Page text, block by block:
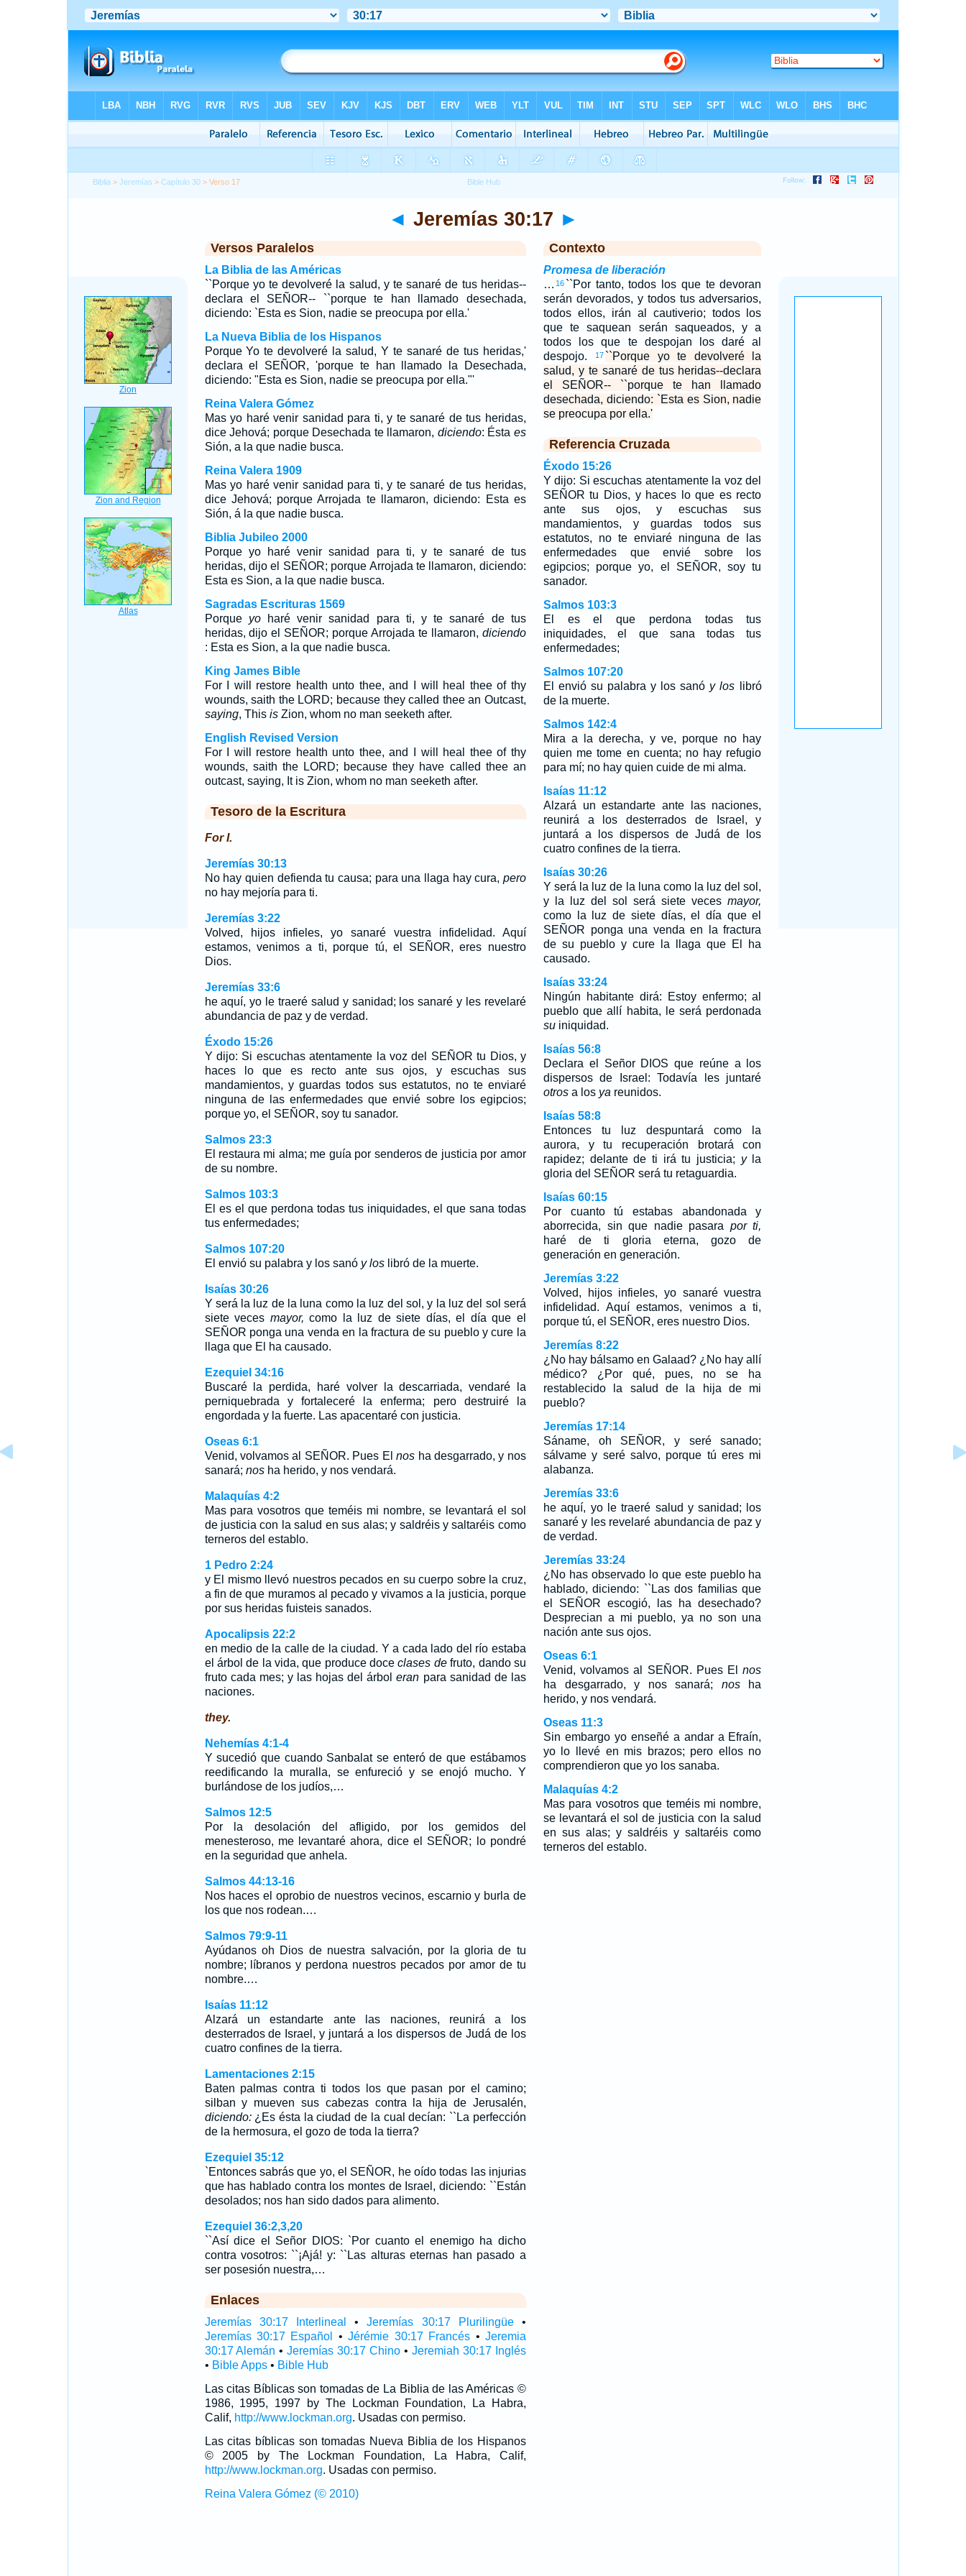
Biblia >Jeremías >Capítulo 30 > Verso 17
◄ Jeremías 30:17 ►
Versos Paralelos
La Biblia de las Américas
``Porque yo te devolveré la salud, y te sanaré de tus heridas--
declara el SEÑOR-- ``porque te han llamado desechada,
diciendo: `Esta es Sion, nadie se preocupa por ella.'
La Nueva Biblia de los Hispanos
Porque Yo te devolveré la salud, Y te sanaré de tus heridas,'
declara el SEÑOR, 'porque te han llamado la Desechada,
diciendo: "Esta es Sion, nadie se preocupa por ella."'
Reina Valera Gómez
Mas yo haré venir sanidad para ti, y te sanaré de tus heridas,
dice Jehová; porque Desechada te llamaron, diciendo: Ésta es
Sión, a la que nadie busca.
Reina Valera 1909
Mas yo haré venir sanidad para ti, y te sanaré de tus heridas,
dice Jehová; porque Arrojada te llamaron, diciendo: Esta es
Sión, á la que nadie busca.
Biblia Jubileo 2000
Porque yoharé venir sanidad para ti, y te sanaré de tus
heridas, dijo el SEÑOR; porque Arrojada te llamaron, diciendo:
Esta es Sion, a la que nadie busca.
Sagradas Escrituras 1569
Porque yoharé venir sanidad para ti, y te sanaré de tus
heridas, dijo el SEÑOR; porque Arrojada te llamaron, diciendo
: Esta es Sion, a la que nadie busca.
King James Bible
For I will restore health unto thee, and I will heal thee of thy
wounds, saith the LORD; because they called thee an Outcast,
saying, This isZion, whom no man seeketh after.
English Revised Version
For I will restore health unto thee, and I will heal thee of thy
wounds, saith the LORD; because they have called thee an
outcast, saying, It is Zion, whom no man seeketh after.
Tesoro de la Escritura
For I.
Jeremías 30:13
No hay quien defienda tu causa; para una llaga hay cura, pero
no hay mejoría para ti.
Jeremías 3:22
Volved, hijos infieles, yo sanaré vuestra infidelidad. Aquí
estamos, venimos a ti, porque tú, el SEÑOR, eres nuestro
Dios.
Jeremías 33:6
he aquí, yo le traeré salud y sanidad; los sanaré y les revelaré
abundancia de paz y de verdad.
Éxodo 15:26
Y dijo: Si escuchas atentamente la voz del SEÑOR tu Dios, y
haces lo que es recto ante sus ojos, y escuchas sus
mandamientos, y guardas todos sus estatutos, no te enviaré
ninguna de las enfermedades que envié sobre los egipcios;
porque yo, el SEÑOR, soy tu sanador.
Salmos 23:3
El restaura mi alma; me guía por senderos de justicia por amor
de su nombre.
Salmos 103:3
El es el que perdona todas tus iniquidades, el que sana todas
tus enfermedades;
Salmos 107:20
El envió su palabra y los sanó y loslibró de la muerte.
Isaías 30:26
Y será la luz de la luna como la luz del sol, y la luz del sol será
siete veces mayor, como la luz de siete días, el día que el
SEÑOR ponga una venda en la fractura de su pueblo y cure la
llaga que El ha causado.
Ezequiel 34:16
Buscaré la perdida, haré volver la descarriada, vendaré la
perniquebrada y fortaleceré la enferma; pero destruiré la
engordada y la fuerte. Las apacentaré con justicia.
Oseas 6:1
Venid, volvamos al SEÑOR. Pues Elnos ha desgarrado, y nos
sanará; nosha herido, y nos vendará.
Malaquías 4:2
Mas para vosotros que teméis mi nombre, se levantará el sol
de justicia con la salud en sus alas; y saldréis y saltaréis como
terneros del establo.
1 Pedro 2:24
y El mismo llevó nuestros pecados en su cuerpo sobre la cruz,
a fin de que muramos al pecado y vivamos a la justicia, porque
por sus heridas fuisteis sanados.
Apocalipsis 22:2
en medio de la calle de la ciudad. Y a cada lado del río estaba
el árbol de la vida, que produce doceclases defruto, dando su
fruto cada mes; y las hojas del árboleran para sanidad de las
naciones.
they.
Nehemías 4:1-4
Y sucedió que cuando Sanbalat se enteró de que estábamos
reedificando la muralla, se enfureció y se enojó mucho. Y
burlándose de los judíos,…
Salmos 12:5
Por la desolación del afligido, por los gemidos del
menesteroso, me levantaré ahora, dice el SEÑOR; lo pondré
en la seguridad que anhela.
Salmos 44:13-16
Nos haces el oprobio de nuestros vecinos, escarnio y burla de
los que nos rodean.…
Salmos 79:9-11
Ayúdanos oh Dios de nuestra salvación, por la gloria de tu
nombre; líbranos y perdona nuestros pecados por amor de tu
nombre.…
Isaías 11:12
Alzará un estandarte ante las naciones, reunirá a los
desterrados de Israel, y juntará a los dispersos de Judá de los
cuatro confines de la tierra.
Lamentaciones 2:15
Baten palmas contra ti todos los que pasan por el camino;
silban y mueven sus cabezas contra la hija de Jerusalén,
diciendo:¿Es ésta la ciudad de la cual decían: ``La perfección
de la hermosura, el gozo de toda la tierra?
Ezequiel 35:12
`Entonces sabrás que yo, el SEÑOR, he oído todas las injurias
que has hablado contra los montes de Israel, diciendo: ``Están
desolados; nos han sido dados para alimento.
Ezequiel 36:2,3,20
``Así dice el Señor DIOS: `Por cuanto el enemigo ha dicho
contra vosotros: ``¡Ajá! y: ``Las alturas eternas han pasado a
ser posesión nuestra,…
Enlaces
Jeremías 30:17 Interlineal •Jeremías 30:17 Plurilingüe•
Jeremías 30:17 Español
•Jérémie 30:17 Francés • Jeremia
30:17 Alemán •Jeremías 30:17 Chino •Jeremiah 30:17 Inglés
• Bible Apps• Bible Hub
Las citas Bíblicas son tomadas de La Biblia de las Américas ©
1986, 1995, 1997 by The Lockman Foundation, La Habra,
Calif, http://www.lockman.org. Usadas con permiso.
Las citas bíblicas son tomadas Nueva Biblia de los Hispanos
© 2005 by The Lockman Foundation, La Habra, Calif,
http://www.lockman.org. Usadas con permiso.
Reina Valera Gómez (© 2010)
Contexto
Promesa de liberación
… 16 ``Por tanto, todos los que te devoran
serán devorados, y todos tus adversarios,
todos ellos, irán al cautiverio; todos los
que te saquean serán saqueados, y a
todos los que te despojan los daré al
despojo.
17 ``Porque yo te devolveré la
salud, y te sanaré de tus heridas--declara
el SEÑOR-- ``porque te han llamado
desechada, diciendo: `Esta es Sion, nadie
se preocupa por ella.'
Referencia Cruzada
Éxodo 15:26
Y dijo: Si escuchas atentamente la voz del
SEÑOR tu Dios, y haces lo que es recto
ante sus ojos, y escuchas sus
mandamientos, y guardas todos sus
estatutos, no te enviaré ninguna de las
enfermedades que envié sobre los
egipcios; porque yo, el SEÑOR, soy tu
sanador.
Salmos 103:3
El es el que perdona todas tus
iniquidades, el que sana todas tus
enfermedades;
Salmos 107:20
El envió su palabra y los sanó y los libró
de la muerte.
Salmos 142:4
Mira a la derecha, y ve, porque no hay
quien me tome en cuenta; no hay refugio
para mí; no hay quien cuide de mi alma.
Isaías 11:12
Alzará un estandarte ante las naciones,
reunirá a los desterrados de Israel, y
juntará a los dispersos de Judá de los
cuatro confines de la tierra.
Isaías 30:26
Y será la luz de la luna como la luz del sol,
y la luz del sol será siete vecesmayor,
como la luz de siete días, el día que el
SEÑOR ponga una venda en la fractura
de su pueblo y cure la llaga que El ha
causado.
Isaías 33:24
Ningún habitante dirá: Estoy enfermo; al
pueblo que allí habita, le será perdonada
suiniquidad.
Isaías 56:8
Declara el Señor DIOS que reúne a los
dispersos de Israel: Todavía les juntaré
otrosa los ya reunidos.
Isaías 58:8
Entonces tu luz despuntará como la
aurora, y tu recuperación brotará con
rapidez; delante de ti irá tu justicia; yla
gloria del SEÑOR será tu retaguardia.
Isaías 60:15
Por cuanto tú estabas abandonada y
aborrecida, sin que nadie pasara por ti,
haré de ti gloria eterna, gozo de
generación en generación.
Jeremías 3:22
Volved, hijos infieles, yo sanaré vuestra
infidelidad. Aquí estamos, venimos a ti,
porque tú, el SEÑOR, eres nuestro Dios.
Jeremías 8:22
¿No hay bálsamo en Galaad? ¿No hay allí
médico? ¿Por qué, pues, no se ha
restablecido la salud de la hija de mi
pueblo?
Jeremías 17:14
Sáname, oh SEÑOR, y seré sanado;
sálvame y seré salvo, porque tú eres mi
alabanza.
Jeremías 33:6
he aquí, yo le traeré salud y sanidad; los
sanaré y les revelaré abundancia de paz y
de verdad.
Jeremías 33:24
¿No has observado lo que este pueblo ha
hablado, diciendo: ``Las dos familias que
el SEÑOR escogió, las ha desechado?
Desprecian a mi pueblo, ya no son una
nación ante sus ojos.
Oseas 6:1
Venid, volvamos al SEÑOR. Pues Elnos
ha desgarrado, y nos sanará; nosha
herido, y nos vendará.
Oseas 11:3
Sin embargo yo enseñé a andar a Efraín,
yo lo llevé en mis brazos; pero ellos no
comprendieron que yo los sanaba.
Malaquías 4:2
Mas para vosotros que teméis mi nombre,
se levantará el sol de justicia con la salud
en sus alas; y saldréis y saltaréis como
terneros del establo.